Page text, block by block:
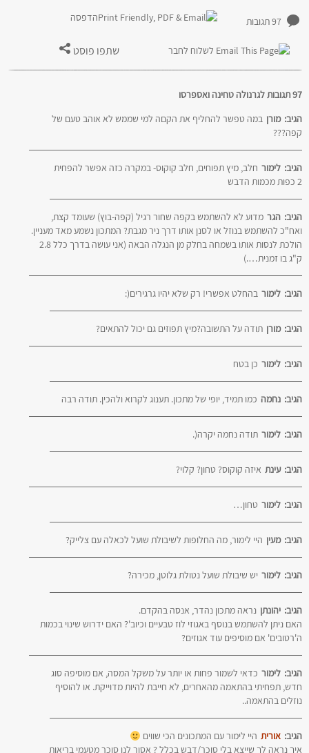
97 תגובות הדפסה
לשלוח לחבר שתפו פוסט
97 תגובות לגרנולה טחינה ואספרסו
מורן הגיב:
במה טפשר להחליף את הקםה למי שממש לא אוהב טעם של
קפה???
לימור הגיב:
חלב, מיץ תפוחים, חלב קוקוס- במקרה כזה אפשר להפחית
2 כפות מכמות הדבש
הגר הגיב:
מדוע לא להשתמש בקפה שחור רגיל (קפה-בוץ) שעומד קצת,
ואח"כ להשתמש בנוזל או לסנן אותו דרך ניר מגבת? המתכון נשמע מאד מעניין.
הולכת לנסות אותו בשמחה בחלק מן הנגלה הבאה (אני עושה בדרך כלל 2.8
ק"ג בו זמנית….)
לימור הגיב: בהחלט אפשרי! רק שלא יהיו גרגירים(:
מורן הגיב: תודה על התשובה?מיץ תפוזים גם יכול להתאים?
לימור הגיב: כן בטח
נחמה הגיב: כמו תמיד, יופי של מתכון. תענוג לקרוא ולהכין. תודה רבה
לימור הגיב: תודה נחמה יקרה(.
עינת הגיב: איזה קוקוס? טחון? קלוי?
לימור הגיב: טחון…
מעין הגיב: היי לימור, מה החלופות לשיבולת שועל לכאלה עם צלייק?
לימור הגיב: יש שיבולת שועל נטולת גלוטן, מכירה?
יהונתן הגיב:
נראה מתכון נהדר, אנסה בהקדם.
האם ניתן להשתמש בנוסף באגוזי לוז טבעיים וכיוב'? האם ידרוש שינוי בכמות
ה'רטובים' אם מוסיפים עוד אגוזים?
לימור הגיב:
כדאי לשמור פחות או יותר על משקל המסה, אם מוסיפה סוג
חדש, תפחיתי בהתאמה מהאחרים, לא חייבת להיות מדוייקת. או להוסיף
נוזלים בהתאמה..
אורית הגיב:
היי לימור עם המתכונים הכי שווים
איך נראה לך שייצא בלי סוכר/דבש בכלל ? אסור לנו סוכר מטעמי בריאות